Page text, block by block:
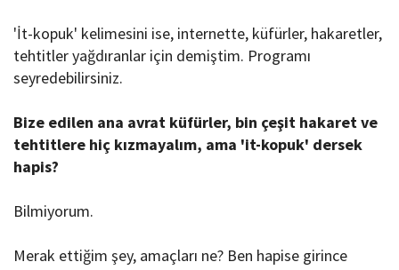
'İt-kopuk' kelimesini ise, internette, küfürler, hakaretler,
tehtitler yağdıranlar için demiştim. Programı
seyredebilirsiniz.
Bize edilen ana avrat küfürler, bin çeşit hakaret ve
tehtitlere hiç kızmayalım, ama 'it-kopuk' dersek
hapis?
Bilmiyorum.
Merak ettiğim şey, amaçları ne? Ben hapise girince